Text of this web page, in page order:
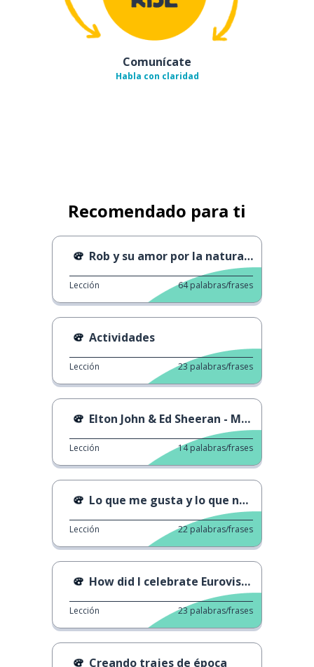
Comunícate
Habla con claridad
Recomendado para ti
Rob y su amor por la naturaleza
Lección 64 palabras/frases
Actividades
Lección 23 palabras/frases
Elton John & Ed Sheeran - Merry Christmas
Lección 14 palabras/frases
Lo que me gusta y lo que no 3
Lección 22 palabras/frases
How did I celebrate Eurovision?
Lección 23 palabras/frases
Creando trajes de época